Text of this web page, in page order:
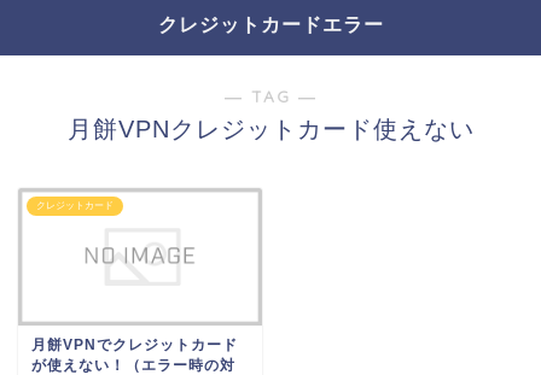
クレジットカードエラー
― TAG ―
月餅VPNクレジットカード使えない
クレジットカード
月餅VPNでクレジットカード
が使えない！（エラー時の対